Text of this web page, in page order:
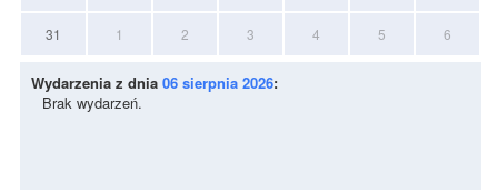
31 1 2 3 4 5 6
Wydarzenia z dnia 06 sierpnia 2026:
Brak wydarzeń.